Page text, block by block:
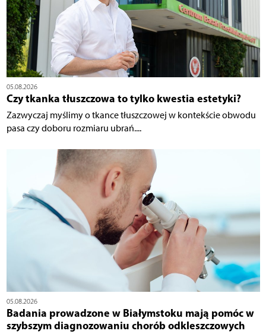
05.08.2026
Czy tkanka tłuszczowa to tylko kwestia estetyki?
Zazwyczaj myślimy o tkance tłuszczowej w kontekście obwodu
pasa czy doboru rozmiaru ubrań....
05.08.2026
Badania prowadzone w Białymstoku mają pomóc w
szybszym diagnozowaniu chorób odkleszczowych